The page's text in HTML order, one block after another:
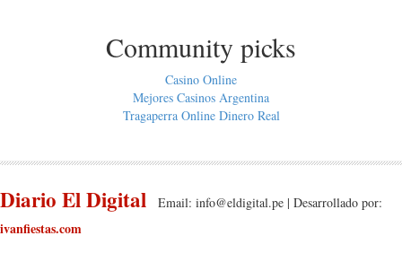
Community picks
Casino Online
Mejores Casinos Argentina
Tragaperra Online Dinero Real
Diario El Digital Email: info@eldigital.pe | Desarrollado por:
ivanfiestas.com